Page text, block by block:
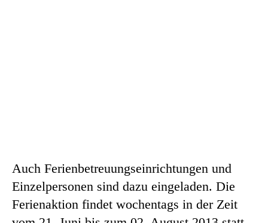
Auch Ferienbetreuungseinrichtungen und
Einzelpersonen sind dazu eingeladen. Die
Ferienaktion findet wochentags in der Zeit